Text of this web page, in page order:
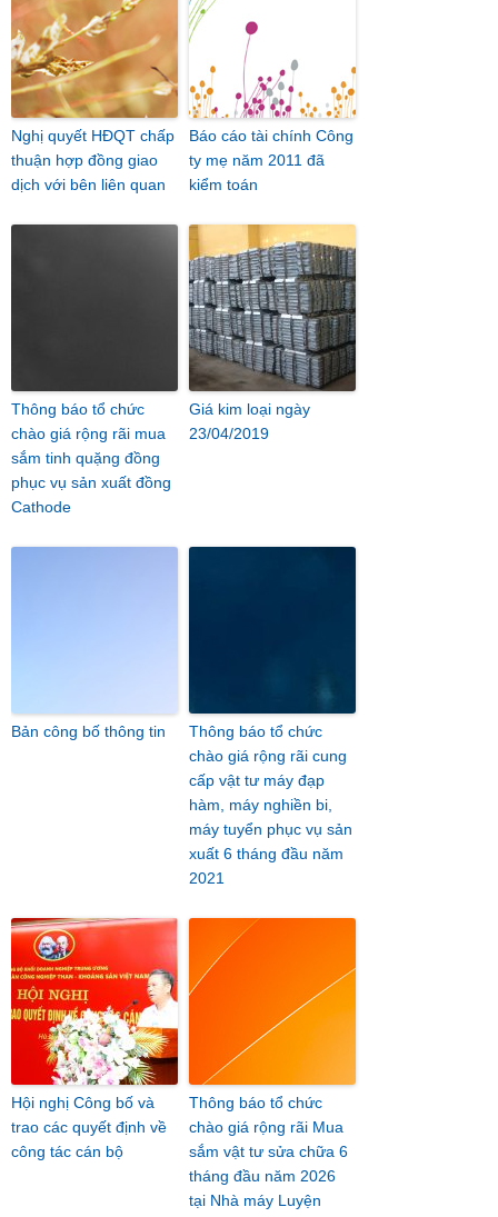
Nghị quyết HĐQT chấp
thuận hợp đồng giao
dịch với bên liên quan
Báo cáo tài chính Công
ty mẹ năm 2011 đã
kiểm toán
Thông báo tổ chức
chào giá rộng rãi mua
sắm tinh quặng đồng
phục vụ sản xuất đồng
Cathode
Giá kim loại ngày
23/04/2019
Bản công bố thông tin
Thông báo tổ chức
chào giá rộng rãi cung
cấp vật tư máy đạp
hàm, máy nghiền bi,
máy tuyển phục vụ sản
xuất 6 tháng đầu năm
2021
Hội nghị Công bố và
trao các quyết định về
công tác cán bộ
Thông báo tổ chức
chào giá rộng rãi Mua
sắm vật tư sửa chữa 6
tháng đầu năm 2026
tại Nhà máy Luyện